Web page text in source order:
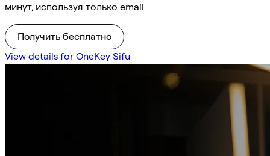
минут, используя только email.
Получить бесплатно
View details for OneKey Sifu